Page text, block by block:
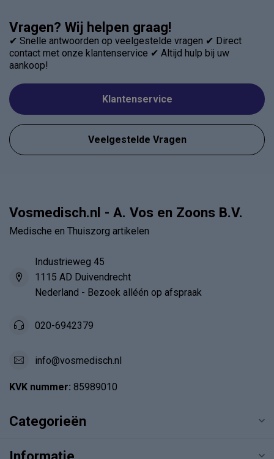
Vragen? Wij helpen graag!
✔ Snelle antwoorden op veelgestelde vragen ✔ Direct
contact met onze klantenservice ✔ Altijd hulp bij uw
aankoop!
Klantenservice
Veelgestelde Vragen
Vosmedisch.nl - A. Vos en Zoons B.V.
Medische en Thuiszorg artikelen
Industrieweg 45
1115 AD Duivendrecht
Nederland - Bezoek alléén op afspraak
020-6942379
info@vosmedisch.nl
KVK nummer: 85989010
Categorieën